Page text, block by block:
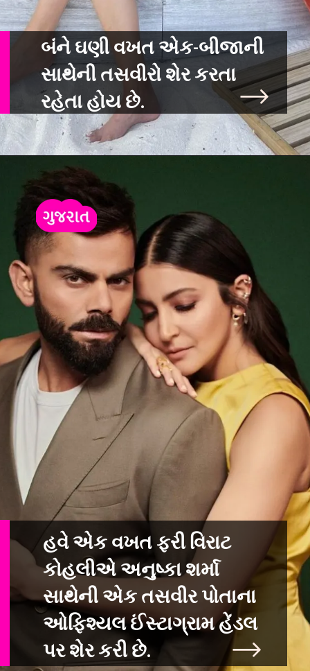
બંને ઘણી વખત એક-બીજાની
સાથેની તસવીરો શેર કરતા
હવે એક વખત ફરી વિરાટ
કોહલીએ અનુષ્કા શર્મા
સાથેની એક તસવીર પોતાના
ઓફિશ્યલ ઈંસ્ટાગ્રામ હેંડલ